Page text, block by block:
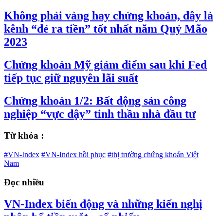
Không phải vàng hay chứng khoán, đây là
kênh “đẻ ra tiền” tốt nhất năm Quý Mão
2023
Chứng khoán Mỹ giảm điểm sau khi Fed
tiếp tục giữ nguyên lãi suất
Chứng khoán 1/2: Bất động sản công
nghiệp “vực dậy” tinh thần nhà đầu tư
Từ khóa :
#VN-Index #VN-Index hồi phục #thị trường chứng khoán Việt
Nam
Đọc nhiều
VN-Index biến động và những kiến nghị